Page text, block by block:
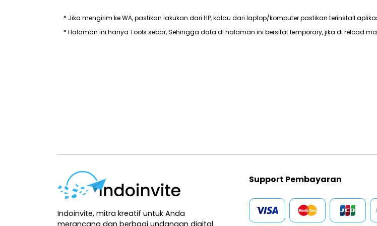
* Jika mengirim ke WA, pastikan lakukan dari HP, kalau dari laptop/komputer pastikan terinstall
* Halaman ini hanya Tools sebar, Sehingga data di halaman ini bersifat temporary, jika di reload
Indoinvite, mitra kreatif untuk Anda
merancang dan berbagi undangan digital
Support Pembayaran